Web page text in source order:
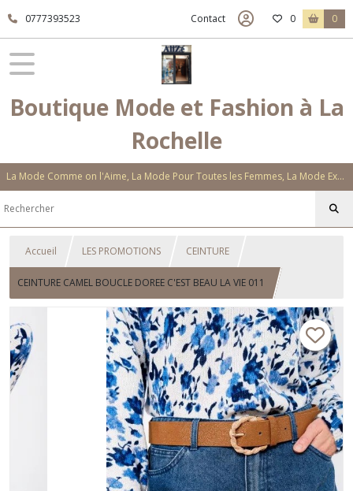
0777393523 Contact 0 0
Boutique Mode et Fashion à La
Rochelle
La Mode Comme on l'Aime, La Mode Pour Toutes les Femmes, La Mode Exclusive Aux Matières Et Couleurs Novatrices, La Mode Qui Vous Séduira
Accueil LES PROMOTIONS CEINTURE
CEINTURE CAMEL BOUCLE DOREE C'EST BEAU LA VIE 011